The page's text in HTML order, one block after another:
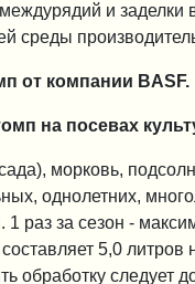
и
среды
от компании BASF.
на посевах
морковь,
однолетних,
раз за сезон -
5,0 литров
обработку следует